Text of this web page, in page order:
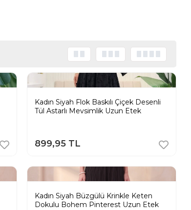
Kadın Siyah Flok Baskılı Çiçek Desenli
Tül Astarlı Mevsimlik Uzun Etek
899,95 TL
Kadın Siyah Büzgülü Krinkle Keten
Dokulu Bohem Pinterest Uzun Etek